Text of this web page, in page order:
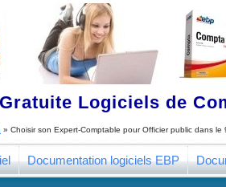
Logiciels de
» Choisir son Expert-Comptable pour Officier public dans le
Documentation logiciels EBP